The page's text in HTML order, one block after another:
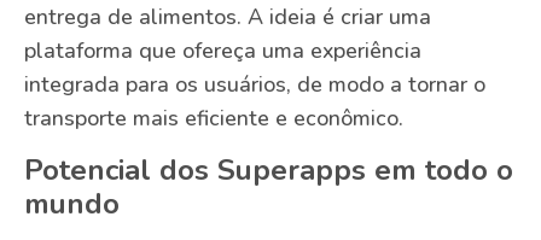
entrega de alimentos. A ideia é criar uma
plataforma que ofereça uma experiência
integrada para os usuários, de modo a tornar o
transporte mais eficiente e econômico.
Potencial dos Superapps em todo o
mundo